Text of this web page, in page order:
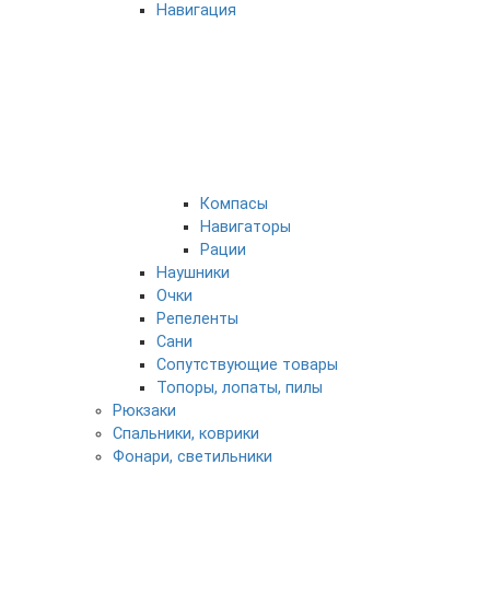
Навигация
Компасы
Навигаторы
Рации
Наушники
Очки
Репеленты
Сани
Сопутствующие товары
Топоры, лопаты, пилы
Рюкзаки
Спальники, коврики
Фонари, светильники